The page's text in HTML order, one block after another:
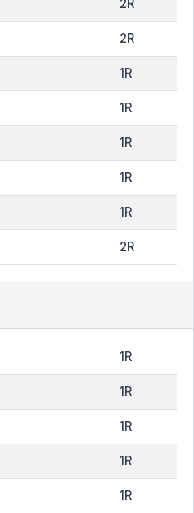
2R
2R
1R
1R
1R
1R
1R
2R
1R
1R
1R
1R
1R